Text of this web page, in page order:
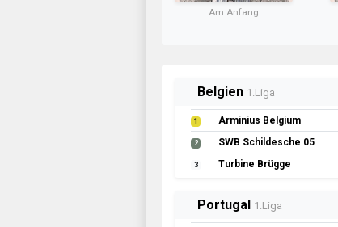
Am Anfang
Belgien 1.Liga
1 Arminius Belgium
2 SWB Schildesche 05
3 Turbine Brügge
Portugal 1.Liga